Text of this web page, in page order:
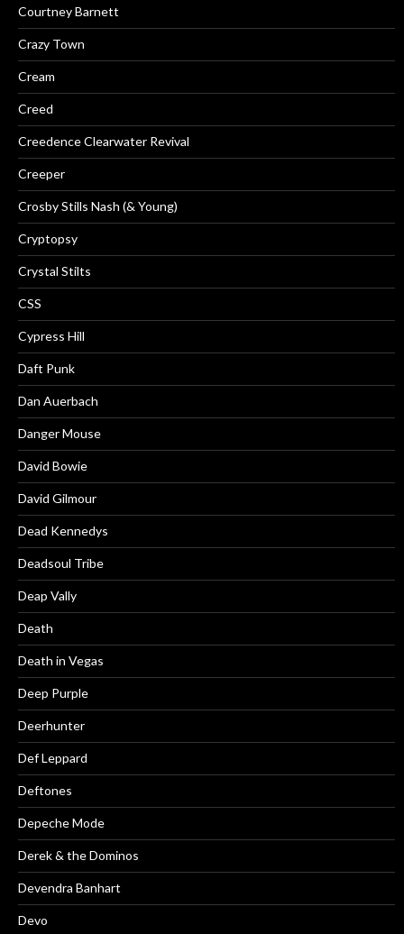
Courtney Barnett
Crazy Town
Cream
Creed
Creedence Clearwater Revival
Creeper
Crosby Stills Nash (& Young)
Cryptopsy
Crystal Stilts
CSS
Cypress Hill
Daft Punk
Dan Auerbach
Danger Mouse
David Bowie
David Gilmour
Dead Kennedys
Deadsoul Tribe
Deap Vally
Death
Death in Vegas
Deep Purple
Deerhunter
Def Leppard
Deftones
Depeche Mode
Derek & the Dominos
Devendra Banhart
Devo